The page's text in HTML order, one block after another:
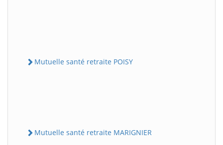
Mutuelle santé retraite POISY
Mutuelle santé retraite MARIGNIER